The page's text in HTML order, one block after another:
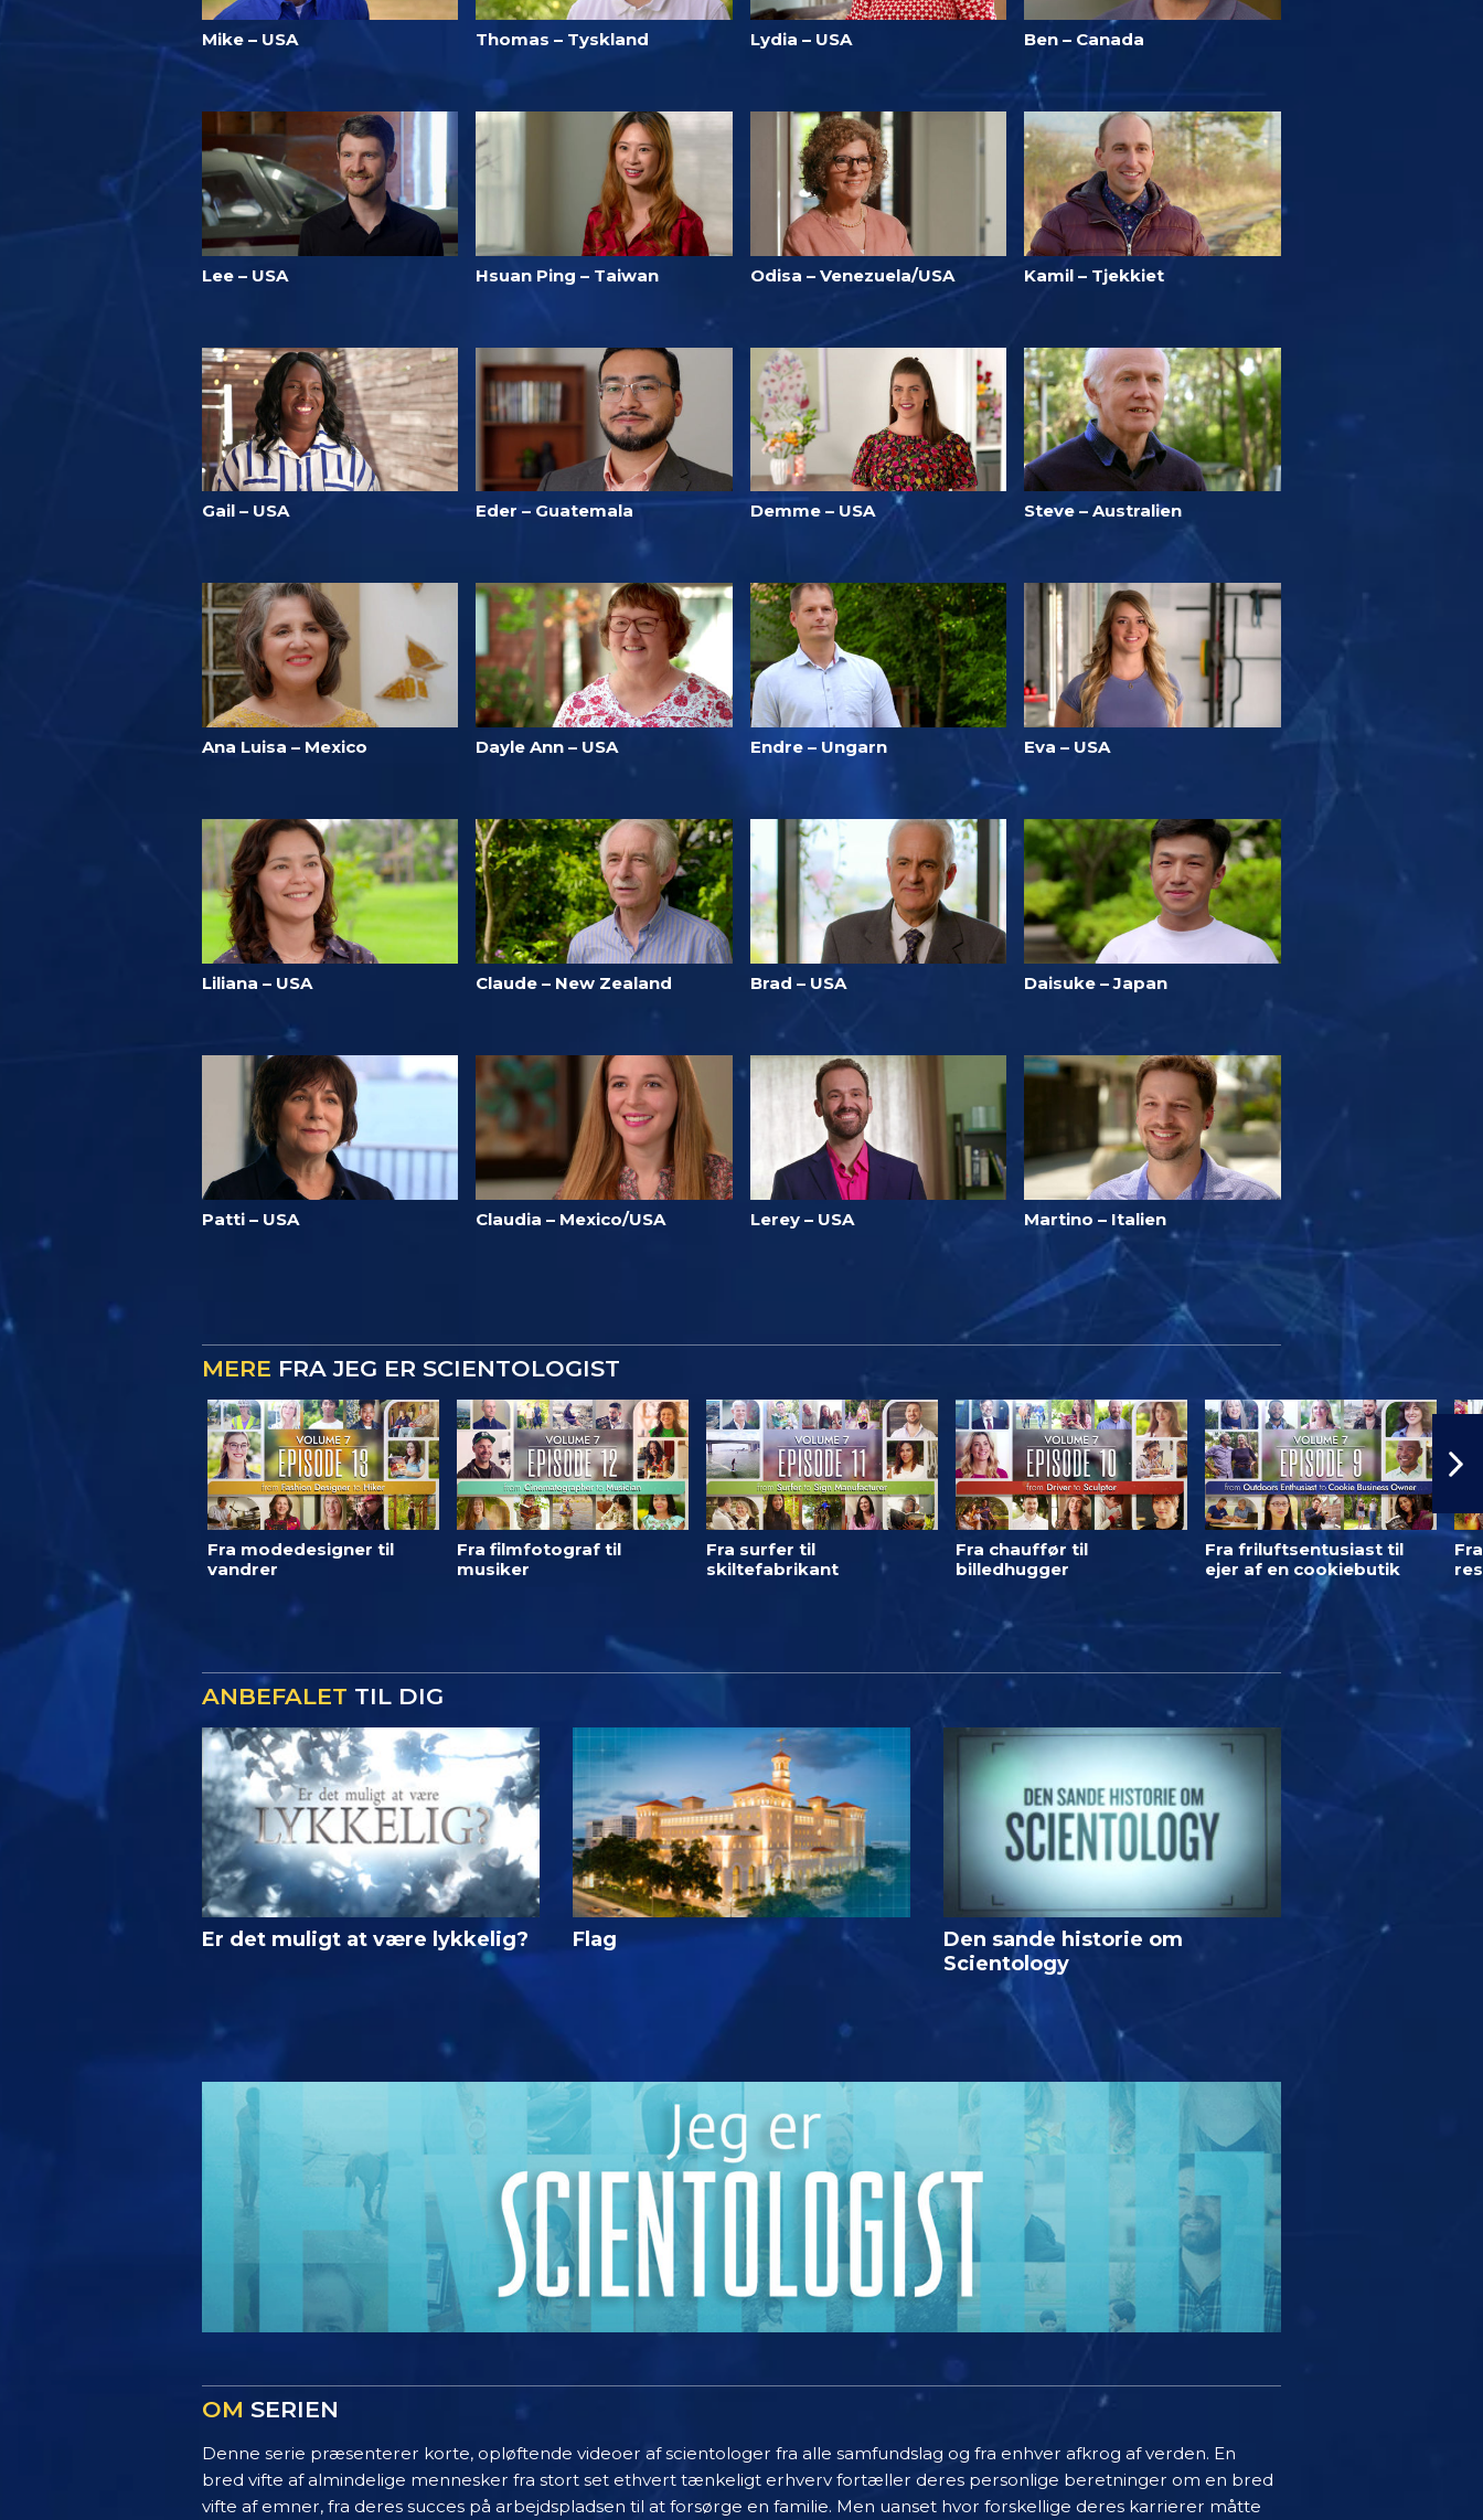
Mike – USA Thomas – Tyskland Lydia – USA Ben – Canada
Lee – USA Hsuan Ping – Taiwan Odisa – Venezuela/USA Kamil – Tjekkiet
Gail – USA Eder – Guatemala Demme – USA Steve – Australien
Ana Luisa – Mexico Dayle Ann – USA Endre – Ungarn Eva – USA
Liliana – USA Claude – New Zealand Brad – USA Daisuke – Japan
Patti – USA Claudia – Mexico/USA Lerey – USA Martino – Italien
MERE FRA JEG ER SCIENTOLOGIST
Fra modedesigner til
vandrer
Fra filmfotograf til
musiker
Fra surfer til
skiltefabrikant
Fra chauffør til
billedhugger
Fra friluftsentusiast til
ejer af en cookiebutik
ANBEFALET TIL DIG
Er det muligt at være lykkelig? Flag
Den sande historie om
Scientology
OM SERIEN
Denne serie præsenterer korte, opløftende videoer af scientologer fra alle samfundslag og fra enhver afkrog af verden. En
bred vifte af almindelige mennesker fra stort set ethvert tænkeligt erhverv fortæller deres personlige beretninger om en bred
vifte af emner, fra deres succes på arbejdspladsen til at forsørge en familie. Men uanset hvor forskellige deres karrierer måtte